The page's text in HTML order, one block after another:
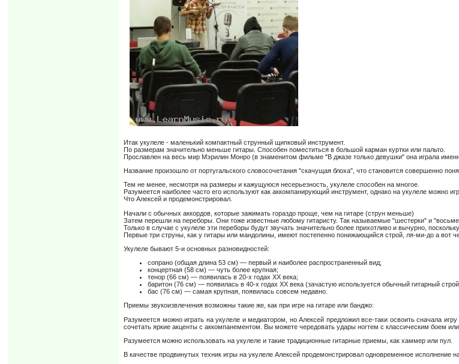
Итак укулеле - маленький компактный струнный щипковый инструмент.
По размерам значительно меньше гитары. Способен поместиться в большой карман куртки или пальто.
Прославлен на весь мир Мэрилин Монро (в знаменитом фильме "В джазе только девушки" она играла
Название произошло от португальского словосочетания "скачущая блоха", что становится совершенно
Тем не менее, несмотря на размеры и кажущуюся несерьезность, укулеле способен на многое.
Разумеется наиболее часто его используют как аккомпанирующий инструмент, однако на укулеле можно
Что Алексей и продемонстрировал.
Начали с обычных аккордов, которые зажимать гораздо проще, чем на гитаре (струн меньше)
Затем перешли на переборы. Они тоже известные любому гитаристу. Так называемые "шестерки" и
Только в случае с укулеле эти переборы будут звучать значительно более прихотливо и вычурно,
Первые три струны, как у гитары или мандолины, имеют постепенно понижающийся строй, ля-ми-до а вот
Укулеле бывают 5-и основных разновидностей:
сопрано (общая длина 53 см) — первый и наиболее распространенный вид;
концертная (58 см) — чуть более крупная;
тенор (66 см) — появилась в 20-х годах XX века;
баритон (76 см) — появилась в 40-х годах XX века (зачастую используется обычный гитарный
бас (76 см) — самая крупная, появилась совсем недавно.
Приемы звукоизвлечения возможны такие же, как при игре на гитаре или банджо:
Разумеется можно играть на укулеле и медиатором, но Алексей предложил все-таки освоить сначала игру
сочетать яркие акценты с аккомпанементом. Вы можете чередовать удары ногтем с классическим боем
Разумеется можно использовать на укулеле и такие традиционные гитарные приемы, какхаммер или пул.
В качестве продвинутых техник игры на укулеле Алексей продемонстрировал одновременное исполнение